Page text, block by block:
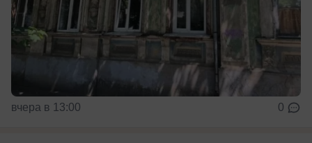
вчера в 13:00 0